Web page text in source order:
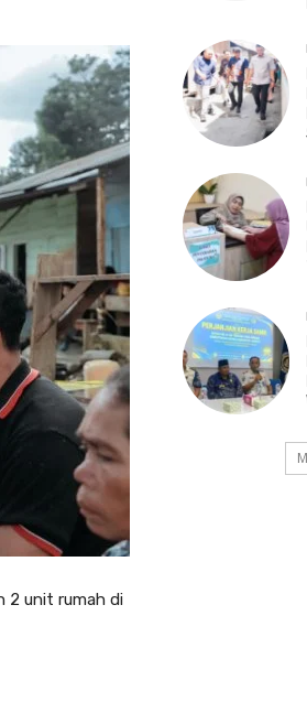
2 unit rumah di